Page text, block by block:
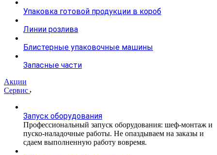
Упаковка готовой продукции в короб
Линии розлива
Блистерные упаковочные машины
Запасные части
Акции
Сервис
Запуск оборудования
Профессиональный запуск оборудования: шеф-монтаж и
пуско-наладочные работы. Не опаздываем на заказы и
сдаем выполненную работу вовремя.